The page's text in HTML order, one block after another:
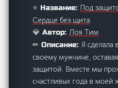
⭐ Название: Под
Сердце без щита
💎 Автор:Лоя Тим
✏ Описание:Я сделала
своему мужчине,
защитой. Вместе мы
счастливых года в